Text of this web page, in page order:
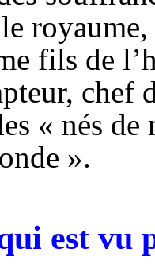
fils de
chef
« nés
».
est vu